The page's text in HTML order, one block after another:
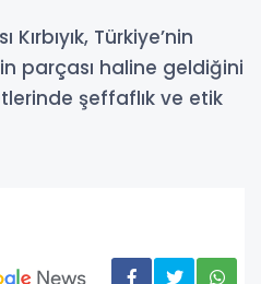
Kırbıyık, Türkiye’nin
parçası haline geldiğini
şeffaflık ve etik